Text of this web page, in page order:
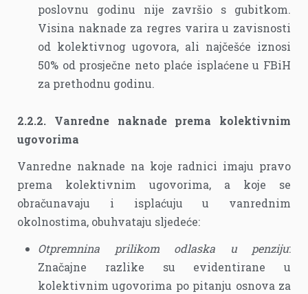
poslovnu godinu nije završio s gubitkom.
Visina naknade za regres varira u zavisnosti
od kolektivnog ugovora, ali najčešće iznosi
50% od prosječne neto plaće isplaćene u FBiH
za prethodnu godinu.
2.2.2. Vanredne naknade prema kolektivnim
ugovorima
Vanredne naknade na koje radnici imaju pravo
prema kolektivnim ugovorima, a koje se
obračunavaju i isplaćuju u vanrednim
okolnostima, obuhvataju sljedeće:
Otpremnina prilikom odlaska u penziju:
Značajne razlike su evidentirane u
kolektivnim ugovorima po pitanju osnova za